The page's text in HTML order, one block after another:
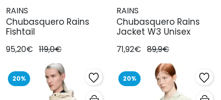
RAINS
Chubasquero Rains
Fishtail
95,20€ 119,0€
RAINS
Chubasquero Rains
Jacket W3 Unisex
71,92€ 89,9€
20% 20%